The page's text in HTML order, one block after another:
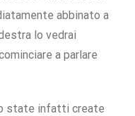
abbinato a
lo vedrai
a parlare
state infatti create